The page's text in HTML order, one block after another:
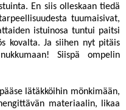
En siis olleskaan tiedä
tuumaisivat,
istuinosa tuntui paitsi
kovalta. Ja siihen nyt pitäis
Siispä ompelin
lätäkköihin mönkimään,
materiaalin, likaa